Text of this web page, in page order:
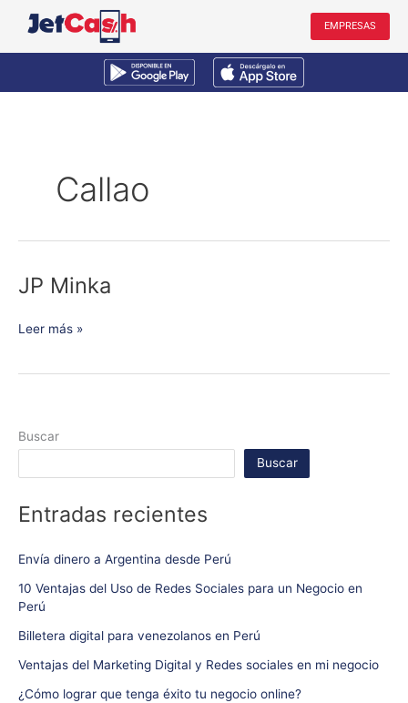
EMPRESAS
Callao
JP Minka
JP
Leer más »
Buscar
Buscar
Entradas recientes
Envía dinero a Argentina desde Perú
10 Ventajas del Uso de Redes Sociales para un Negocio en
Perú
Billetera digital para venezolanos en Perú
Ventajas del Marketing Digital y Redes sociales en mi negocio
¿Cómo lograr que tenga éxito tu negocio online?